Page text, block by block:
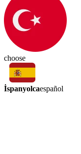
choose
İspanyolcaespañol